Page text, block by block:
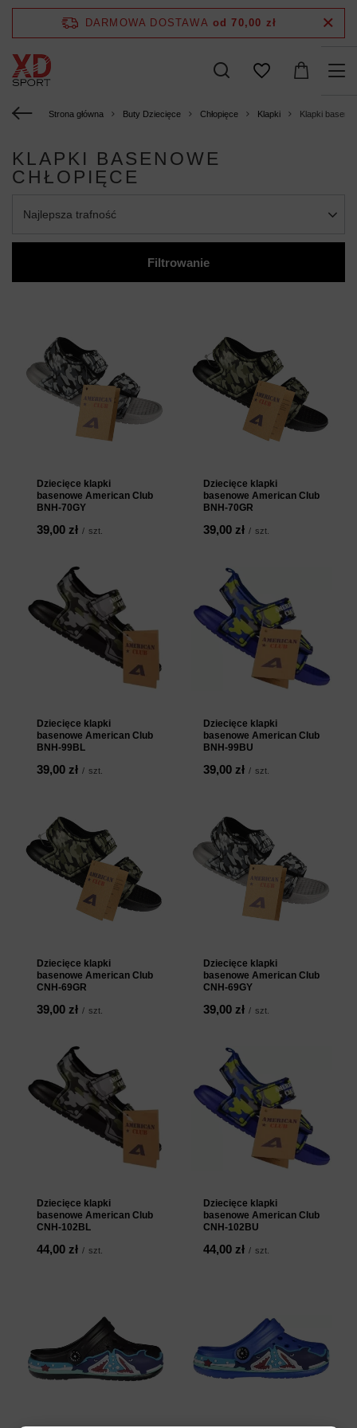
DARMOWA DOSTAWA od 70,00 zł
Strona główna Buty Dziecięce Chłopięce Klapki Klapki
KLAPKI BASENOWE
CHŁOPIĘCE
Najlepsza trafność
Filtrowanie
Dziecięce klapki
basenowe American Club
BNH-70GY
39,00 zł / szt.
Dziecięce klapki
basenowe American Club
BNH-70GR
39,00 zł / szt.
Dziecięce klapki
basenowe American Club
BNH-99BL
39,00 zł / szt.
Dziecięce klapki
basenowe American Club
BNH-99BU
39,00 zł / szt.
Dziecięce klapki
basenowe American Club
CNH-69GR
39,00 zł / szt.
Dziecięce klapki
basenowe American Club
CNH-69GY
39,00 zł / szt.
Dziecięce klapki
basenowe American Club
CNH-102BL
44,00 zł / szt.
Dziecięce klapki
basenowe American Club
CNH-102BU
44,00 zł / szt.